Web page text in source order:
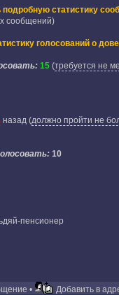
подробную статистику
сообщений)
голосований о
15(требуется не
назад(должно пройти не
10
пенсионер
• Добавить в